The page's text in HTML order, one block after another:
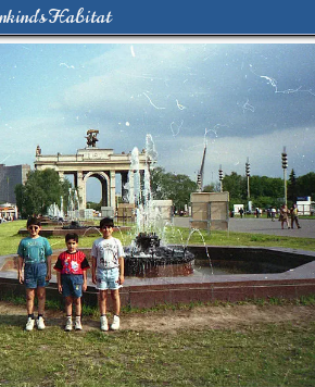
Habitat